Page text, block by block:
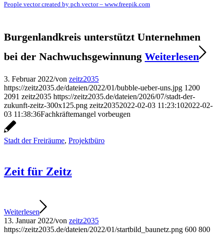
People vector created by pch.vector – www.freepik.com
Burgenlandkreis unterstützt Unternehmen
bei der Nachwuchsgewinnung Weiterlesen
3. Februar 2022/von zeitz2035
https://zeitz2035.de/dateien/2022/01/bubble-ueber-uns.jpg 1200
2091 zeitz2035 https://zeitz2035.de/dateien/2026/07/stadt-der-
zukunft-zeitz-300x125.png zeitz20352022-02-03 11:23:102022-02-
03 11:38:36Fachkräftemangel vorbeugen
Stadt der Freiräume, Projektbüro
Zeit für Zeitz
Weiterlesen
13. Januar 2022/von zeitz2035
https://zeitz2035.de/dateien/2022/01/startbild_baunetz.png 600 800